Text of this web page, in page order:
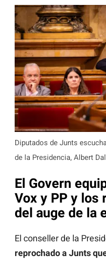
Diputados de Junts
de la Presidencia, Albert
El Govern
Vox y PP y los
del auge de la
El conseller de la
reprochado a Junts